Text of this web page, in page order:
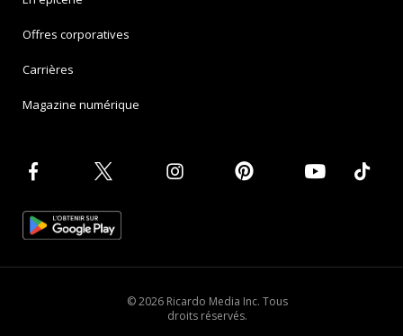
Offres corporatives
Carrières
Magazine numérique
© 2026 Ricardo Media Inc. Tous
droits réservés.